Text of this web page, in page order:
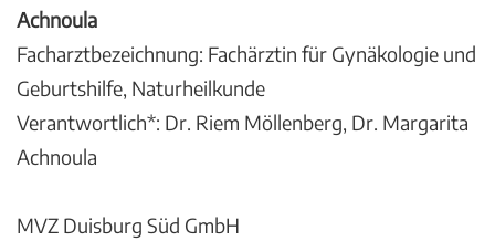
Achnoula
Facharztbezeichnung: Fachärztin für Gynäkologie und
Geburtshilfe, Naturheilkunde
Verantwortlich*: Dr. Riem Möllenberg, Dr. Margarita
Achnoula
MVZ Duisburg Süd GmbH